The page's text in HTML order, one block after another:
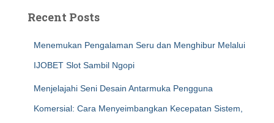
Recent Posts
Menemukan Pengalaman Seru dan Menghibur Melalui
IJOBET Slot Sambil Ngopi
Menjelajahi Seni Desain Antarmuka Pengguna
Komersial: Cara Menyeimbangkan Kecepatan Sistem,